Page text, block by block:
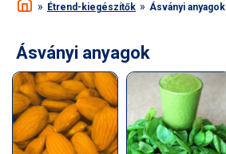
Étrend-kiegészítők Ásványi anyagok
Ásványi anyagok